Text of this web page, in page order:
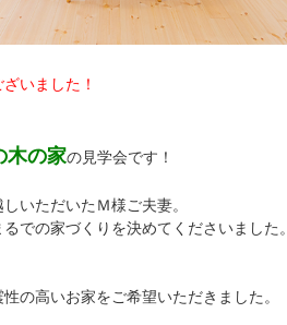
いました！
木の家の見学会です！
いただいたＭ様ご夫妻。
での家づくりを決めてくださいました。
の高いお家をご希望いただきました。